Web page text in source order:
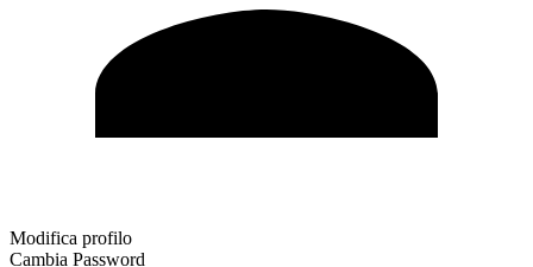
Modifica profilo
Cambia Password